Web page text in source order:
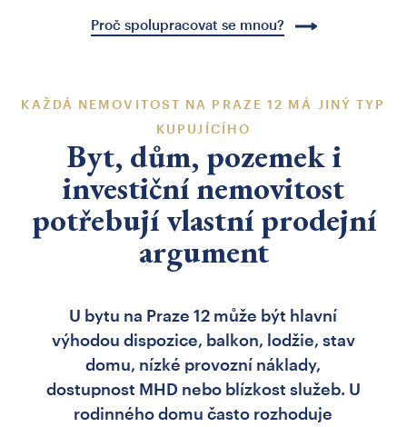
Proč spolupracovat se mnou?
KAŽDÁ NEMOVITOST NA PRAZE 12 MÁ JINÝ TYP
KUPUJÍCÍHO
Byt, dům, pozemek i
investiční nemovitost
potřebují vlastní prodejní
argument
U bytu na Praze 12 může být hlavní
výhodou dispozice, balkon, lodžie, stav
domu, nízké provozní náklady,
dostupnost MHD nebo blízkost služeb. U
rodinného domu často rozhoduje